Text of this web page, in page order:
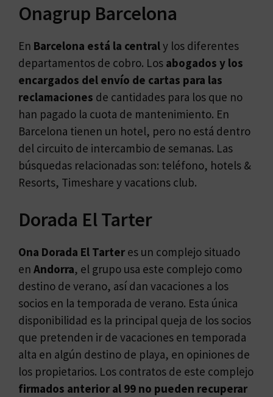
Onagrup Barcelona
En Barcelona está la centraly los diferentes
departamentos de cobro. Los abogados y los
encargados del envío de cartas para las
reclamaciones de cantidades para los que no
han pagado la cuota de mantenimiento. En
Barcelona tienen un hotel, pero no está dentro
del circuito de intercambio de semanas. Las
búsquedas relacionadas son: teléfono, hotels &
Resorts, Timeshare y vacations club.
Dorada El Tarter
Ona Dorada El Tarter es un complejo situado
en Andorra, el grupo usa este complejo como
destino de verano, así dan vacaciones a los
socios en la temporada de verano. Esta única
disponibilidad es la principal queja de los socios
que pretenden ir de vacaciones en temporada
alta en algún destino de playa, en opiniones de
los propietarios. Los contratos de este complejo
firmados anterior al 99 no pueden recuperar